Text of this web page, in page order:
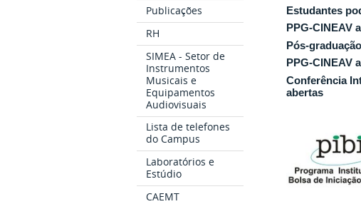
Publicações
RH
SIMEA - Setor de
Instrumentos
Musicais e
Equipamentos
Audiovisuais
Lista de telefones
do Campus
Laboratórios e
Estúdio
CAEMT
Estudantes
PPG-CINEAV
Pós-
PPG-CINEAV
Conferência
abertas